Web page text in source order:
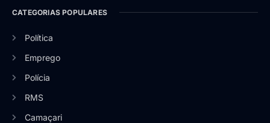
CATEGORIAS POPULARES
Política
Emprego
Polícia
RMS
Camaçari